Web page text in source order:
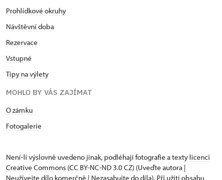
Prohlídkové okruhy
Návštěvní doba
Rezervace
Vstupné
Tipy na výlety
MOHLO BY VÁS ZAJÍMAT
O zámku
Fotogalerie
Není-li výslovně uvedeno jinak, podléhají fotografie a texty licenci
Creative Commons (CC BY-NC-ND 3.0 CZ) (Uveďte autora |
Neužívejte dílo komerčně | Nezasahujte do díla). Při užití obsahu